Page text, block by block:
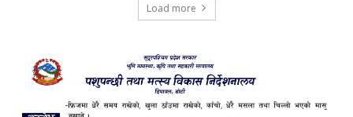
Load more